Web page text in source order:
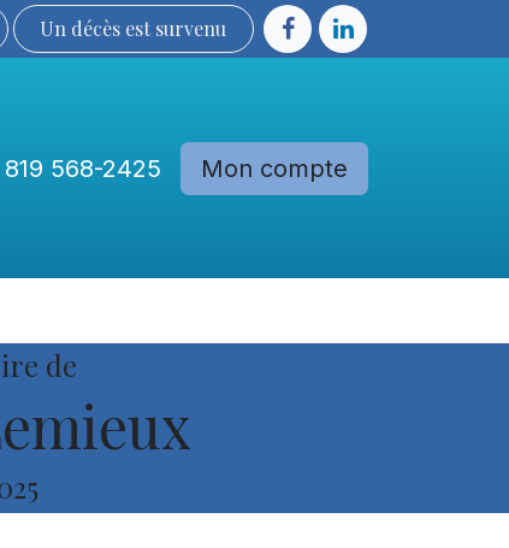
Un décès est sur​​​​​​​​ve​nu​​​​​​​​​​
819 568-2425 Mon compte
de